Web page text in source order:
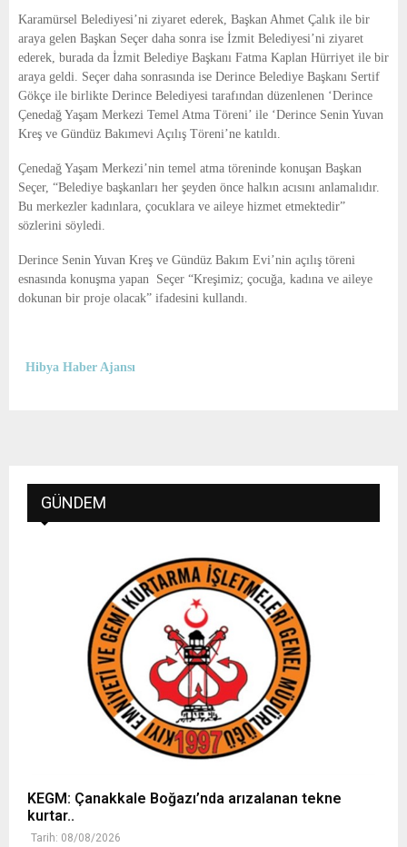
E
N
U
Karamürsel Belediyesi’ni ziyaret ederek, Başkan Ahmet Çalık ile bir
araya gelen Başkan Seçer daha sonra ise İzmit Belediyesi’ni ziyaret
ederek, burada da İzmit Belediye Başkanı Fatma Kaplan Hürriyet ile bir
araya geldi. Seçer daha sonrasında ise Derince Belediye Başkanı Sertif
Gökçe ile birlikte Derince Belediyesi tarafından düzenlenen ‘Derince
Çenedağ Yaşam Merkezi Temel Atma Töreni’ ile ‘Derince Senin Yuvan
Kreş ve Gündüz Bakımevi Açılış Töreni’ne katıldı.
Çenedağ Yaşam Merkezi’nin temel atma töreninde konuşan Başkan
Seçer, “Belediye başkanları her şeyden önce halkın acısını anlamalıdır.
Bu merkezler kadınlara, çocuklara ve aileye hizmet etmektedir”
sözlerini söyledi.
Derince Senin Yuvan Kreş ve Gündüz Bakım Evi’nin açılış töreni
esnasında konuşma yapan Seçer “Kreşimiz; çocuğa, kadına ve aileye
dokunan bir proje olacak” ifadesini kullandı.
Hibya Haber Ajansı
GÜNDEM
KEGM: Çanakkale Boğazı’nda arızalanan tekne
kurtar..
Tarih: 08/08/2026